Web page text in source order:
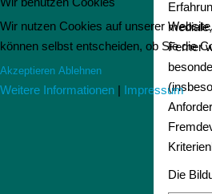
Ferner
Die
Wir nutzen Cookies auf unserer
können selbst entscheiden, ob Sie die
Akzeptieren Ablehnen
Weitere Informationen | Impressum